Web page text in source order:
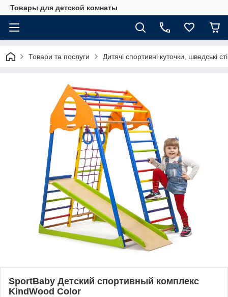
Товары для детской комнаты
Товари та послуги Дитячі спортивні куточки, шведські
SportBaby Детский спортивный комплекс
KindWood Color